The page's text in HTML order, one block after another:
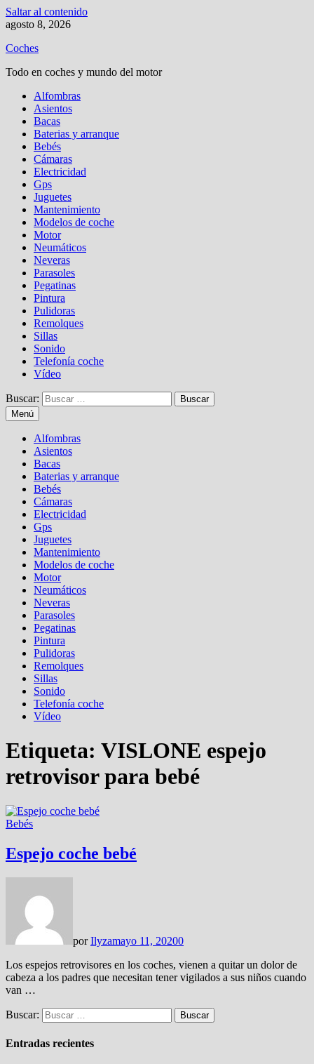
Saltar al contenido
agosto 8, 2026
Coches
Todo en coches y mundo del motor
Alfombras
Asientos
Bacas
Baterias y arranque
Bebés
Cámaras
Electricidad
Gps
Juguetes
Mantenimiento
Modelos de coche
Motor
Neumáticos
Neveras
Parasoles
Pegatinas
Pintura
Pulidoras
Remolques
Sillas
Sonido
Telefonía coche
Vídeo
Buscar:
Menú
Alfombras
Asientos
Bacas
Baterias y arranque
Bebés
Cámaras
Electricidad
Gps
Juguetes
Mantenimiento
Modelos de coche
Motor
Neumáticos
Neveras
Parasoles
Pegatinas
Pintura
Pulidoras
Remolques
Sillas
Sonido
Telefonía coche
Vídeo
Etiqueta: VISLONE espejo
retrovisor para bebé
Bebés
Espejo coche bebé
porIlyzamayo 11, 20200
Los espejos retrovisores en los coches, vienen a quitar un dolor de
cabeza a los padres que necesitan tener vigilados a sus niños cuando
van …
Buscar:
Entradas recientes